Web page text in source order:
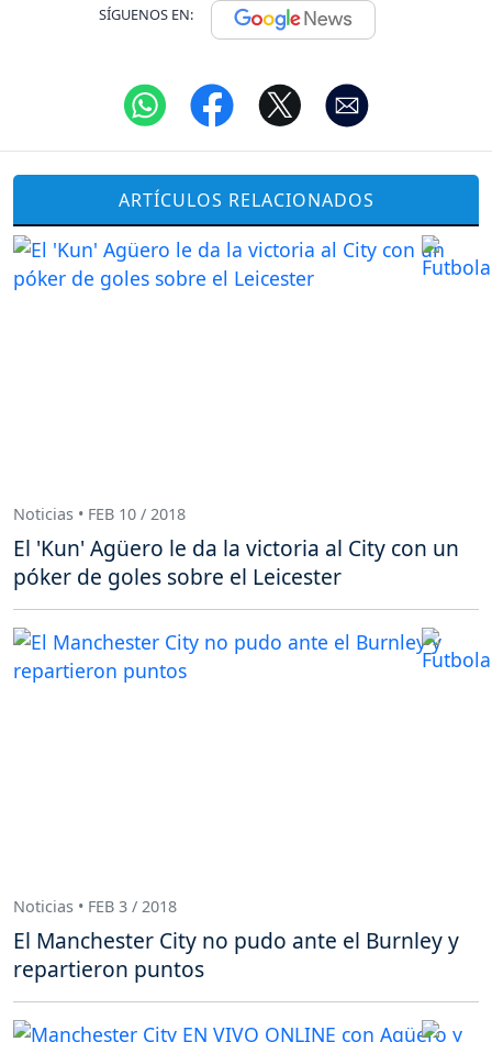
SÍGUENOS EN:
ARTÍCULOS RELACIONADOS
Noticias • FEB 10 / 2018
El 'Kun' Agüero le da la victoria al City con un
póker de goles sobre el Leicester
Noticias • FEB 3 / 2018
El Manchester City no pudo ante el Burnley y
repartieron puntos